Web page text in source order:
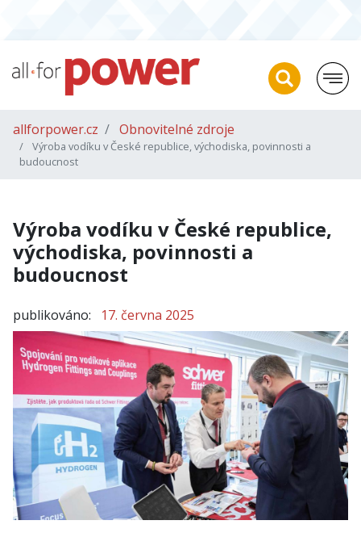
allforpower.cz Obnovitelné zdroje
Výroba vodíku v České republice, východiska, povinnosti a
budoucnost
Výroba vodíku v České republice,
východiska, povinnosti a
budoucnost
publikováno: 17. června 2025